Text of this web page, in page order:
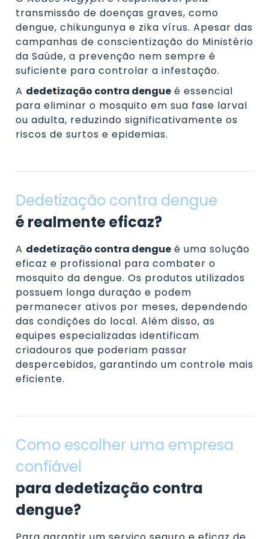
transmissão de doenças graves, como
dengue, chikungunya e zika vírus. Apesar das
campanhas de conscientização do Ministério
da Saúde, a prevenção nem sempre é
suficiente para controlar a infestação.
A dedetização contra dengue é essencial
para eliminar o mosquito em sua fase larval
ou adulta, reduzindo significativamente os
riscos de surtos e epidemias.
Dedetização contra dengue
é realmente eficaz?
A dedetização contra dengue é uma solução
eficaz e profissional para combater o
mosquito da dengue. Os produtos utilizados
possuem longa duração e podem
permanecer ativos por meses, dependendo
das condições do local. Além disso, as
equipes especializadas identificam
criadouros que poderiam passar
despercebidos, garantindo um controle mais
eficiente.
Como escolher uma empresa
confiável
para dedetização contra
dengue?